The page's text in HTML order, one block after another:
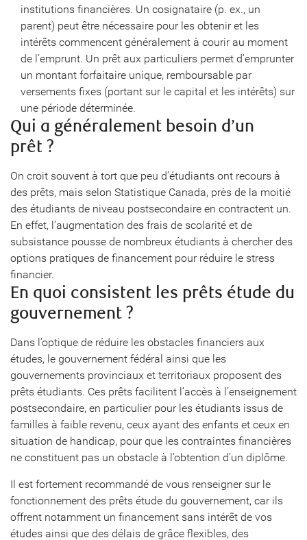
institutions financières. Un cosignataire (p. ex., un
parent) peut être nécessaire pour les obtenir et les
intérêts commencent généralement à courir au moment
de l’emprunt. Un prêt aux particuliers permet d’emprunter
un montant forfaitaire unique, remboursable par
versements fixes (portant sur le capital et les intérêts) sur
une période déterminée.
Qui a généralement besoin d’un
prêt ?
On croit souvent à tort que peu d’étudiants ont recours à
des prêts, mais selon Statistique Canada, près de la moitié
des étudiants de niveau postsecondaire en contractent un.
En effet, l’augmentation des frais de scolarité et de
subsistance pousse de nombreux étudiants à chercher des
options pratiques de financement pour réduire le stress
financier.
En quoi consistent les prêts étude du
gouvernement ?
Dans l’optique de réduire les obstacles financiers aux
études, le gouvernement fédéral ainsi que les
gouvernements provinciaux et territoriaux proposent des
prêts étudiants. Ces prêts facilitent l’accès à l’enseignement
postsecondaire, en particulier pour les étudiants issus de
familles à faible revenu, ceux ayant des enfants et ceux en
situation de handicap, pour que les contraintes financières
ne constituent pas un obstacle à l’obtention d’un diplôme.
Il est fortement recommandé de vous renseigner sur le
fonctionnement des prêts étude du gouvernement, car ils
offrent notamment un financement sans intérêt de vos
études ainsi que des délais de grâce flexibles, des